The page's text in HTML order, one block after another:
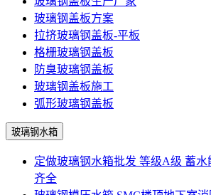
玻璃钢盖板方案
拉挤玻璃钢盖板-平板
格栅玻璃钢盖板
防臭玻璃钢盖板
玻璃钢盖板施工
弧形玻璃钢盖板
玻璃钢水箱
定做玻璃钢水箱批发 等级A级 蓄
齐全